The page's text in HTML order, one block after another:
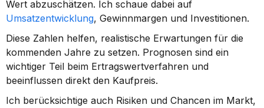
Umsatzentwicklung, Gewinnmargen und Investitionen.
Diese Zahlen helfen, realistische Erwartungen für die
kommenden Jahre zu setzen. Prognosen sind ein
wichtiger Teil beim Ertragswertverfahren und
beeinflussen direkt den Kaufpreis.
Ich berücksichtige auch Risiken und Chancen im Markt,